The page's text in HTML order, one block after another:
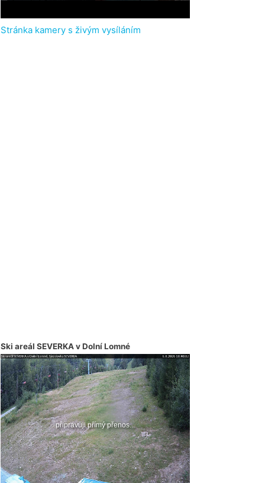
Stránka kamery s živým vysíláním
Ski areál SEVERKA v Dolní Lomné